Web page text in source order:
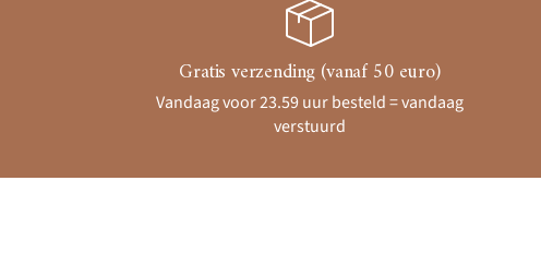
Gratis verzending (vanaf 50 euro)
Vandaag voor 23.59 uur besteld = vandaag
verstuurd